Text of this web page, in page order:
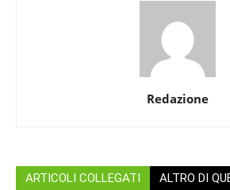
Redazione
ARTICOLI COLLEGATI ALTRO DI